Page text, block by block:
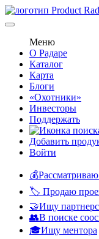
Меню
О Радаре
Каталог
Карта
Блоги
«Охотники»
Инвесторы
Поддержать
Добавить
Войти
🏷️ Продаю
🤝Ищу
👥В поиске
🎓Ищу ментора